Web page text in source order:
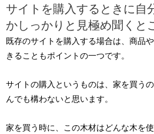
サイトを購入するときに自
かしっかりと見極め聞くと
既存のサイトを購入する場合は、商品
きることもポイントの一つです。
サイトの購入というものは、家を買う
んでも構わないと思います。
家を買う時に、この木材はどんな木を